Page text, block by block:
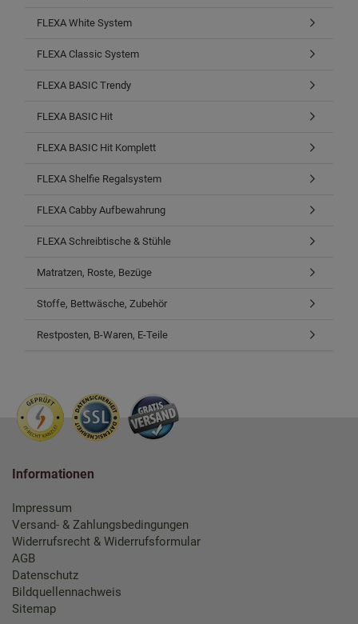
FLEXA White System
FLEXA Classic System
FLEXA BASIC Trendy
FLEXA BASIC Hit
FLEXA BASIC Hit Komplett
FLEXA Shelfie Regalsystem
FLEXA Cabby Aufbewahrung
FLEXA Schreibtische & Stühle
Matratzen, Roste, Bezüge
Stoffe, Bettwäsche, Zubehör
Restposten, B-Waren, E-Teile
Informationen
Impressum
Versand- & Zahlungsbedingungen
Widerrufsrecht & Widerrufsformular
AGB
Datenschutz
Bildquellennachweis
Sitemap